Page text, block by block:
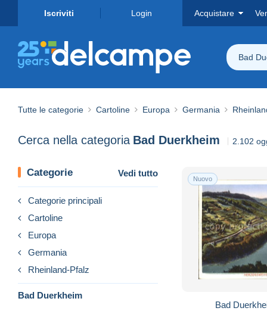
Iscriviti Login Acquistare
Bad
Tutte le categorie Cartoline Europa Germania
Cerca nella categoria Bad Duerkheim 2.102
Categorie Vedi tutto
Categorie principali
Cartoline
Europa
Germania
Rheinland-Pfalz
Bad Duerkheim
Nuovo
Bad